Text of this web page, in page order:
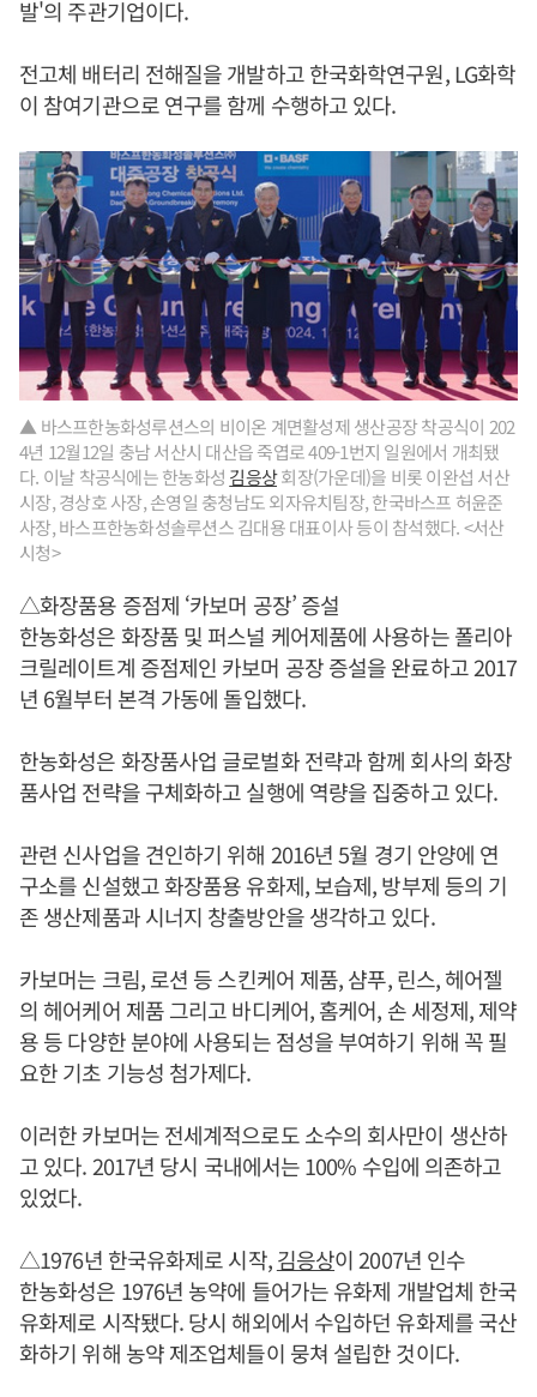
발'의 주관기업이다.
전고체 배터리 전해질을 개발하고 한국화학연구원, LG화학
이 참여기관으로 연구를 함께 수행하고 있다.
▲ 바스프한농화성루션스의 비이온 계면활성제 생산공장 착공식이 202
4년 12월12일 충남 서산시 대산읍 죽엽로 409-1번지 일원에서 개최됐
다. 이날 착공식에는 한농화성 김응상회장(가운데)을 비롯 이완섭 서산
시장, 경상호 사장, 손영일 충청남도 외자유치팀장, 한국바스프 허윤준
사장, 바스프한농화성솔루션스 김대용 대표이사 등이 참석했다. <서산
시청>
△화장품용 증점제 ‘카보머 공장’ 증설
한농화성은 화장품 및 퍼스널 케어제품에 사용하는 폴리아
크릴레이트계 증점제인 카보머 공장 증설을 완료하고 2017
년 6월부터 본격 가동에 돌입했다.
한농화성은 화장품사업 글로벌화 전략과 함께 회사의 화장
품사업 전략을 구체화하고 실행에 역량을 집중하고 있다.
관련 신사업을 견인하기 위해 2016년 5월 경기 안양에 연
구소를 신설했고 화장품용 유화제, 보습제, 방부제 등의 기
존 생산제품과 시너지 창출방안을 생각하고 있다.
카보머는 크림, 로션 등 스킨케어 제품, 샴푸, 린스, 헤어젤
의 헤어케어 제품 그리고 바디케어, 홈케어, 손 세정제, 제약
용 등 다양한 분야에 사용되는 점성을 부여하기 위해 꼭 필
요한 기초 기능성 첨가제다.
이러한 카보머는 전세계적으로도 소수의 회사만이 생산하
고 있다. 2017년 당시 국내에서는 100% 수입에 의존하고
있었다.
△1976년 한국유화제로 시작,김응상이 2007년 인수
한농화성은 1976년 농약에 들어가는 유화제 개발업체 한국
유화제로 시작됐다. 당시 해외에서 수입하던 유화제를 국산
화하기 위해 농약 제조업체들이 뭉쳐 설립한 것이다.